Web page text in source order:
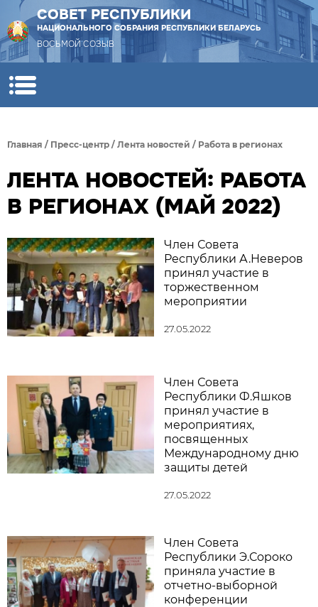
СОВЕТ РЕСПУБЛИКИ
НАЦИОНАЛЬНОГО СОБРАНИЯ РЕСПУБЛИКИ БЕЛАРУСЬ
ВОСЬМОЙ СОЗЫВ
Главная / Пресс-центр / Лента новостей / Работа в регионах
ЛЕНТА НОВОСТЕЙ: РАБОТА
В РЕГИОНАХ (МАЙ 2022)
Член Совета
Республики А.Неверов
принял участие в
торжественном
мероприятии
27.05.2022
Член Совета
Республики Ф.Яшков
принял участие в
мероприятиях,
посвященных
Международному дню
защиты детей
27.05.2022
Член Совета
Республики Э.Сороко
приняла участие в
отчетно-выборной
конференции